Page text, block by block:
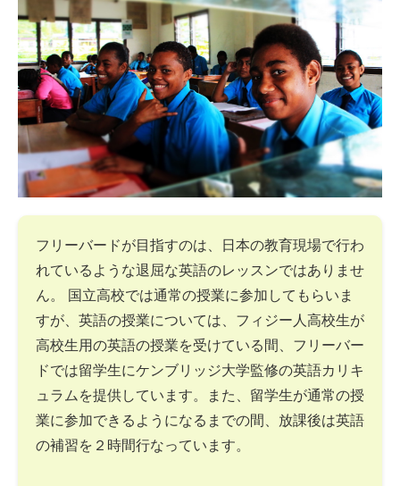
フリーバードが目指すのは、日本の教育現場で行わ
れているような退屈な英語のレッスンではありませ
ん。 国立高校では通常の授業に参加してもらいま
すが、英語の授業については、フィジー人高校生が
高校生用の英語の授業を受けている間、フリーバー
ドでは留学生にケンブリッジ大学監修の英語カリキ
ュラムを提供しています。また、留学生が通常の授
業に参加できるようになるまでの間、放課後は英語
の補習を２時間行なっています。